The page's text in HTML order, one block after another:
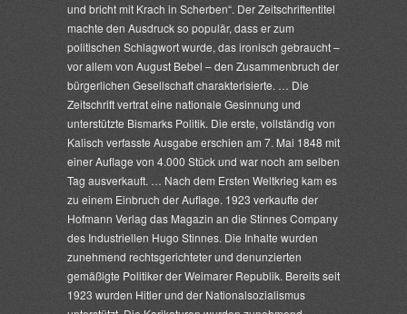
und bricht mit Krach in Scherben“. Der Zeitschriftentitel
machte den Ausdruck so populär, dass er zum
politischen Schlagwort wurde, das ironisch gebraucht –
vor allem von August Bebel – den Zusammenbruch der
bürgerlichen Gesellschaft charakterisierte. … Die
Zeitschrift vertrat eine nationale Gesinnung und
unterstützte Bismarks Politik. Die erste, vollständig von
Kalisch verfasste Ausgabe erschien am 7. Mai 1848 mit
einer Auflage von 4.000 Stück und war noch am selben
Tag ausverkauft. … Nach dem Ersten Weltkrieg kam es
zu einem Einbruch der Auflage. 1923 verkaufte der
Hofmann Verlag das Magazin an die Stinnes Company
des Industriellen Hugo Stinnes. Die Inhalte wurden
zunehmend rechtsgerichteter und denunzierten
gemäßigte Politiker der Weimarer Republik. Bereits seit
1923 wurden Hitler und der Nationalsozialismus